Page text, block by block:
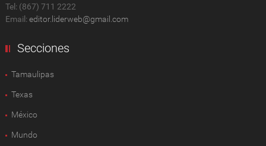
Tel: (867) 711 2222
Email: editor.liderweb@gmail.com
Secciones
Tamaulipas
Texas
México
Mundo